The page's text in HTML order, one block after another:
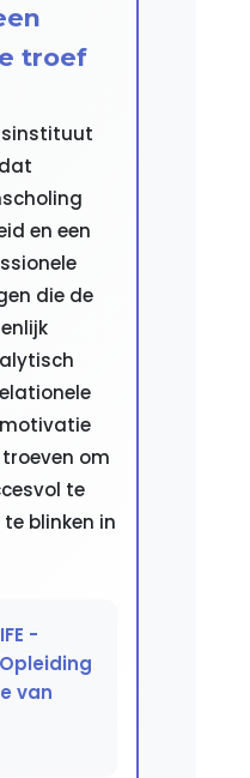
troef
en een
die de
om
te
blinken in
-
van